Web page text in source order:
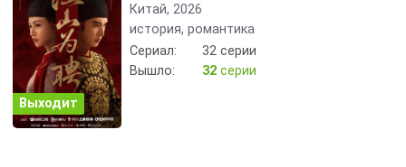
Китай, 2026
история, романтика
Сериал:
32 серии
Вышло:
32 серии
Выходит